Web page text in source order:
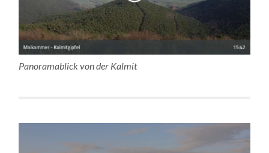
Panoramablick von der Kalmit